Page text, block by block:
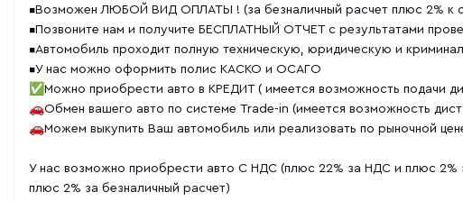
▪️Возможен ЛЮБОЙ ВИД ОПЛАТЫ ! (за безналичный расчет плюс 2% к
▪️Пoзвoните нaм и получитe БЕСПЛАТНЫЙ ОТЧЕТ с результатами
▪️Автомобиль проходит полную техническую, юридическую и
▪️У нас можно оформить полис КАСКО и ОСАГО
✅Можно приобрести авто в КРЕДИТ ( имеется возможность подачи
🚗Обмен вашего авто по системе Trade-in (имеется возможность
🚗Можем выкупить Ваш автомобиль или реализовать по рыночной
У нас возможно приобрести авто С НДС (плюс 22% за НДС и плюс 2%
плюс 2% за безналичный расчет)